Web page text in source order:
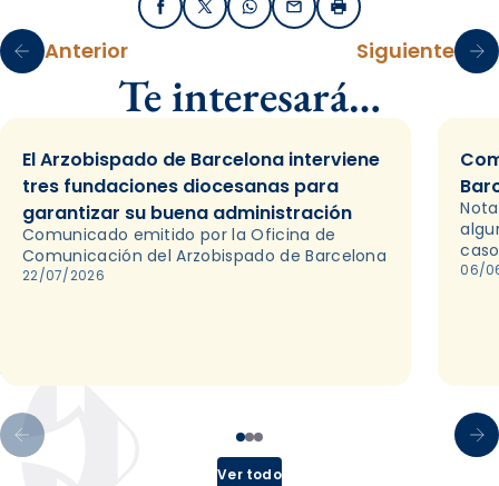
FacebookX / TwitterWhatsApp
EmailImprimir
Anterior Siguiente
Te interesará…
El Arzobispado de Barcelona interviene
tres fundaciones diocesanas para
garantizar su buena administración
Comunicado emitido por la Oficina de
Comunicación del Arzobispado de Barcelona
22/07/2026 06/
Ver todo